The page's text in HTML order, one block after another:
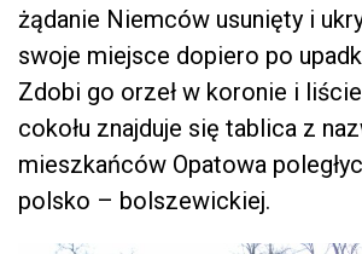
żądanie Niemców usunięty i
swoje miejsce dopiero po
Zdobi go orzeł w koronie i
cokołu znajduje się tablica z
mieszkańców Opatowa
polsko – bolszewickiej.